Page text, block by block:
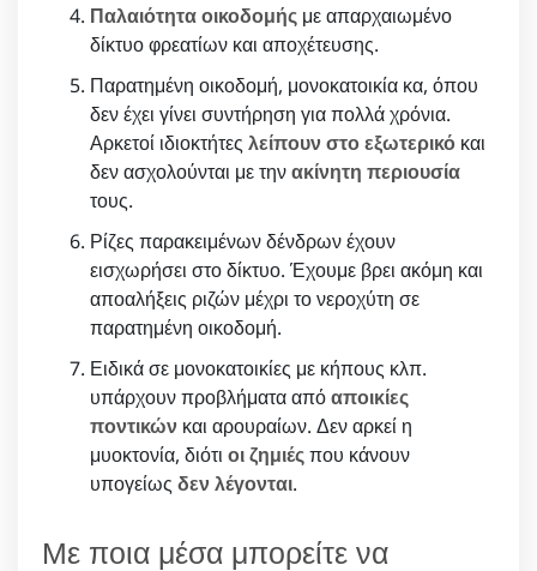
Παλαιότητα οικοδομής με απαρχαιωμένο
δίκτυο φρεατίων και αποχέτευσης.
Παρατημένη οικοδομή, μονοκατοικία κα, όπου
δεν έχει γίνει συντήρηση για πολλά χρόνια.
Αρκετοί ιδιοκτήτες λείπουν στο εξωτερικό και
δεν ασχολούνται με τηνακίνητη περιουσία
τους.
Ρίζες παρακειμένων δένδρων έχουν
εισχωρήσει στο δίκτυο. Έχουμε βρει ακόμη και
αποαλήξεις ριζών μέχρι το νεροχύτη σε
παρατημένη οικοδομή.
Ειδικά σε μονοκατοικίες με κήπους κλπ.
υπάρχουν προβλήματα απόαποικίες
ποντικών και αρουραίων. Δεν αρκεί η
μυοκτονία, διότι οι ζημιέςπου κάνουν
υπογείως δεν λέγονται.
Με ποια μέσα μπορείτε να